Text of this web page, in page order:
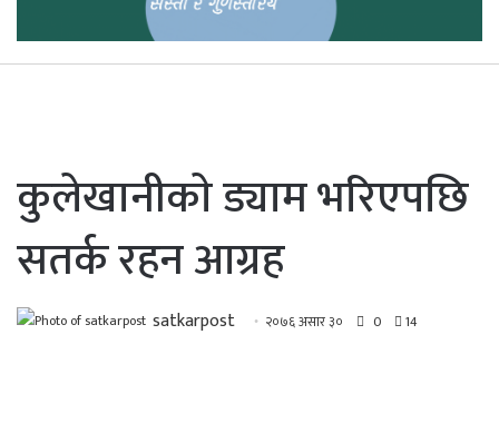
कुलेखानीकाे ड्याम भरिएपछि
सतर्क रहन आग्रह
satkarpost २०७६ असार ३० 0 14